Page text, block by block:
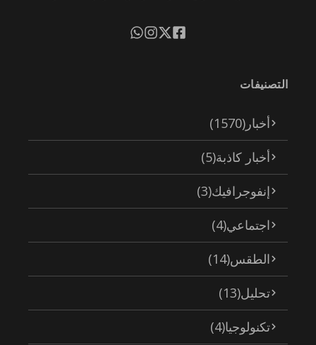
التصنيفات
أخبار (1570)
أخبار كاذبة(5)
إنفوجرافيك(3)
اجتماعي(4)
الطقس(14)
تحليل(13)
تكنولوجيا(4)